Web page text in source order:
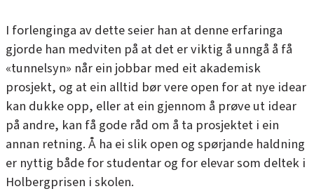
I forlenginga av dette seier han at denne erfaringa
gjorde han medviten på at det er viktig å unngå å få
«tunnelsyn» når ein jobbar med eit akademisk
prosjekt, og at ein alltid bør vere open for at nye idear
kan dukke opp, eller at ein gjennom å prøve ut idear
på andre, kan få gode råd om å ta prosjektet i ein
annan retning. Å ha ei slik open og spørjande haldning
er nyttig både for studentar og for elevar som deltek i
Holbergprisen i skolen.